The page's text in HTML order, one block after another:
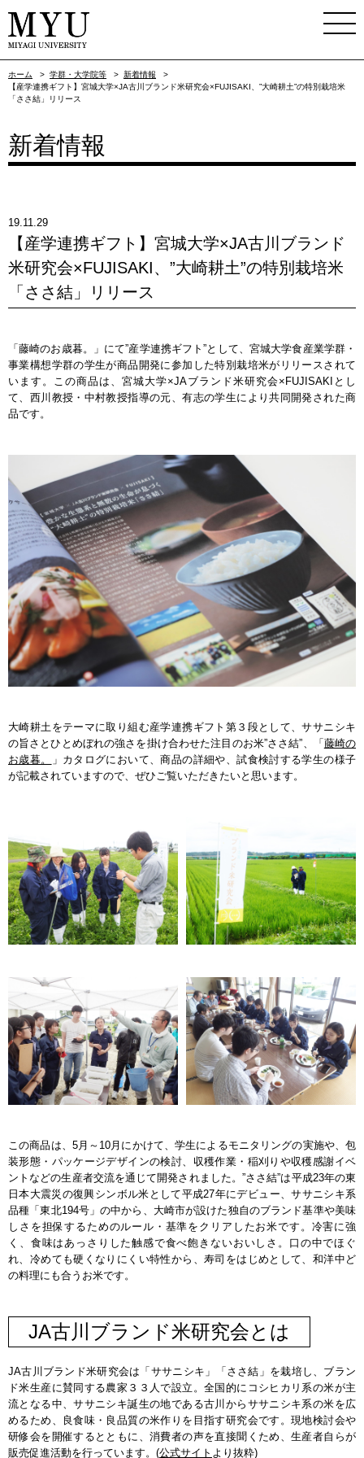
ホーム > 学群・大学院等 > 新着情報
>
【産学連携ギフト】宮城大学×JA古川ブランド米研究会×FUJISAKI、”大崎耕土”の特別栽培米
「ささ結」リリース
新着情報
19.11.29
【産学連携ギフト】宮城大学×JA古川ブランド
米研究会×FUJISAKI、”大崎耕土”の特別栽培米
「ささ結」リリース
「藤崎のお歳暮。」にて”産学連携ギフト”として、宮城大学食産業学群・
事業構想学群の学生が商品開発に参加した特別栽培米がリリースされて
います。この商品は、宮城大学×JAブランド米研究会×FUJISAKIとし
て、西川教授・中村教授指導の元、有志の学生により共同開発された商
品です。
大崎耕土をテーマに取り組む産学連携ギフト第３段として、ササニシキ
の旨さとひとめぼれの強さを掛け合わせた注目のお米”ささ結”、「 藤崎の
お歳暮。
」カタログにおいて、商品の詳細や、試食検討する学生の様子
が記載されていますので、ぜひご覧いただきたいと思います。
この商品は、5月～10月にかけて、学生によるモニタリングの実施や、包
装形態・パッケージデザインの検討、収穫作業・稲刈りや収穫感謝イベ
ントなどの生産者交流を通じて開発されました。”ささ結”は平成23年の東
日本大震災の復興シンボル米として平成27年にデビュー、ササニシキ系
品種「東北194号」の中から、大崎市が設けた独自のブランド基準や美味
しさを担保するためのルール・基準をクリアしたお米です。冷害に強
く、食味はあっさりした触感で食べ飽きないおいしさ。口の中でほぐ
れ、冷めても硬くなりにくい特性から、寿司をはじめとして、和洋中ど
の料理にも合うお米です。
JA古川ブランド米研究会とは
JA古川ブランド米研究会は「ササニシキ」「ささ結」を栽培し、ブラン
ド米生産に賛同する農家３３人で設立。全国的にコシヒカリ系の米が主
流となる中、ササニシキ誕生の地である古川からササニシキ系の米を広
めるため、良食味・良品質の米作りを目指す研究会です。現地検討会や
研修会を開催するとともに、消費者の声を直接聞くため、生産者自らが
販売促進活動を行っています。(公式サイト より抜粋)